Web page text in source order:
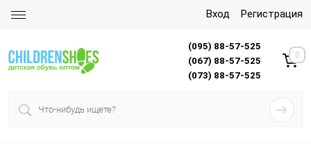
Вход Регистрация
(095) 88-57-525
(067) 88-57-525
(073) 88-57-525
0